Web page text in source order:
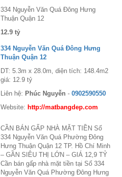
334 Nguyễn Văn Quá Đông Hưng
Thuận Quận 12
12.9 tỷ
334 Nguyễn Văn Quá Đông Hưng
Thuận Quận 12
DT: 5.3m x 28.0m, diện tích: 148.4m2
giá: 12.9 tỷ
Liên hệ: Phúc Nguyễn - 0902590550
Website: http://matbangdep.com
CẦN BÁN GẤP NHÀ MẶT TIỀN Số
334 Nguyễn Văn Quá Phường Đông
Hưng Thuận Quận 12 TP. Hồ Chí Minh
– GẦN SIÊU THỊ LỚN – GIÁ 12,9 TỶ
Cần bán gấp nhà mặt tiền tại Số 334
Nguyễn Văn Quá Phường Đông Hưng